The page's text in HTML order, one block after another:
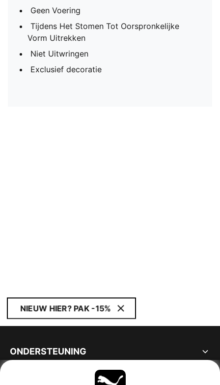
Geen Voering
Tijdens Het Stomen Tot Oorspronkelijke
Vorm Uitrekken
Niet Uitwringen
Exclusief decoratie
NIEUW HIER? PAK -15%
ONDERSTEUNING